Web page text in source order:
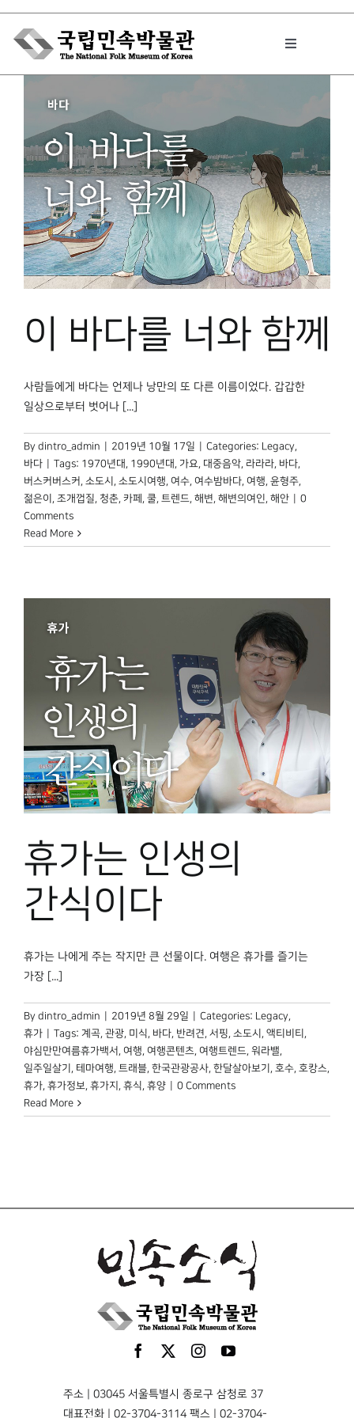
Skip
content
Toggle
박물관에서는
민속이야기
민속 인사이드
이 바다를 너와 함께
사람들에게 바다는 언제나 낭만의 또 다른 이름이었다. 갑갑한
일상으로부터 벗어나 [...]
By dintro_admin 2019년 10월 17일 Categories: Legacy,
바다
Tags: 1970년대 , 1990년대 , 가요, 대중음악, 라라라, 바다,
버스커버스커 , 소도시 , 소도시여행, 여수, 여수밤바다, 여행, 윤형주,
젊은이 , 조개껍질, 청춘, 카페 , 쿨, 트렌드, 해변, 해변의여인, 해안
0
Comments
Read More
휴가는 인생의
간식이다
휴가는 나에게 주는 작지만 큰 선물이다. 여행은 휴가를 즐기는
가장 [...]
By dintro_admin 2019년 8월 29일 Categories: Legacy
휴가
Tags: 계곡 관광 미식 바다 반려견 서핑 소도시 액티비티
야심만만여름휴가백서 여행 여행콘텐츠 여행트렌드 워라밸
일주일살기
테마여행 트래블 한국관광공사 한달살아보기 호수 호캉스
휴가 휴가정보 휴가지 휴식 휴양
0 Comments
Read More
주소 | 03045 서울특별시 종로구 삼청로 37
대표전화 | 02-3704-3114 팩스 | 02-3704-